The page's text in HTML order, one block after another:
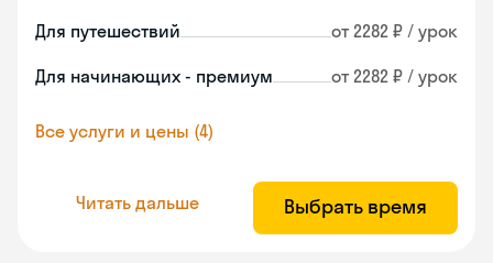
Для путешествий от 2282 ₽ / урок
Для начинающих - премиум от 2282 ₽ / урок
Все услуги и цены (4)
Читать дальше Выбрать время